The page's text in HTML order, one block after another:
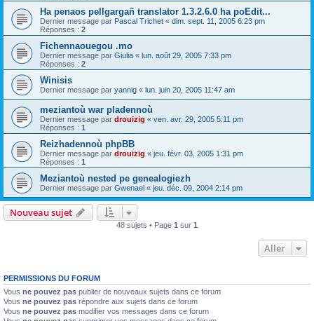
Ha penaos pellgargañ translator 1.3.2.6.0 ha poEdit...
Dernier message par Pascal Trichet « dim. sept. 11, 2005 6:23 pm
Réponses : 2
Fichennaouegou .mo
Dernier message par Giulia « lun. août 29, 2005 7:33 pm
Réponses : 2
Winisis
Dernier message par yannig « lun. juin 20, 2005 11:47 am
meziantoù war pladennoù
Dernier message par drouizig « ven. avr. 29, 2005 5:11 pm
Réponses : 1
Reizhadennoù phpBB
Dernier message par drouizig « jeu. févr. 03, 2005 1:31 pm
Réponses : 1
Meziantoù nested pe genealogiezh
Dernier message par Gwenael « jeu. déc. 09, 2004 2:14 pm
Nouveau sujet
48 sujets • Page 1 sur 1
Aller
PERMISSIONS DU FORUM
Vous ne pouvez pas publier de nouveaux sujets dans ce forum
Vous ne pouvez pas répondre aux sujets dans ce forum
Vous ne pouvez pas modifier vos messages dans ce forum